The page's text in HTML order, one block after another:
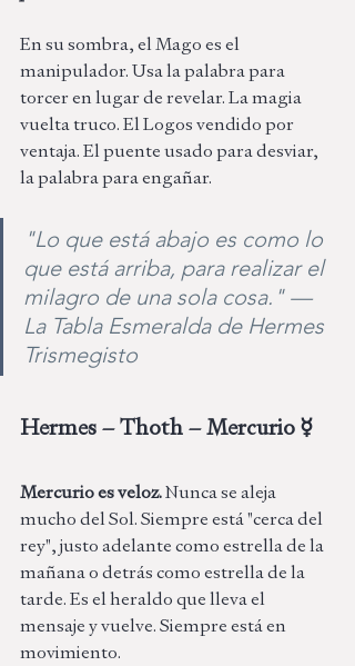
En su sombra, el Mago es el
manipulador. Usa la palabra para
torcer en lugar de revelar. La magia
vuelta truco. El Logos vendido por
ventaja. El puente usado para desviar,
la palabra para engañar.
"Lo que está abajo es como lo
que está arriba, para realizar el
milagro de una sola cosa." —
La Tabla Esmeralda de Hermes
Trismegisto
Hermes – Thoth – Mercurio ☿
Mercurio es veloz. Nunca se aleja
mucho del Sol. Siempre está "cerca del
rey", justo adelante como estrella de la
mañana o detrás como estrella de la
tarde. Es el heraldo que lleva el
mensaje y vuelve. Siempre está en
movimiento.